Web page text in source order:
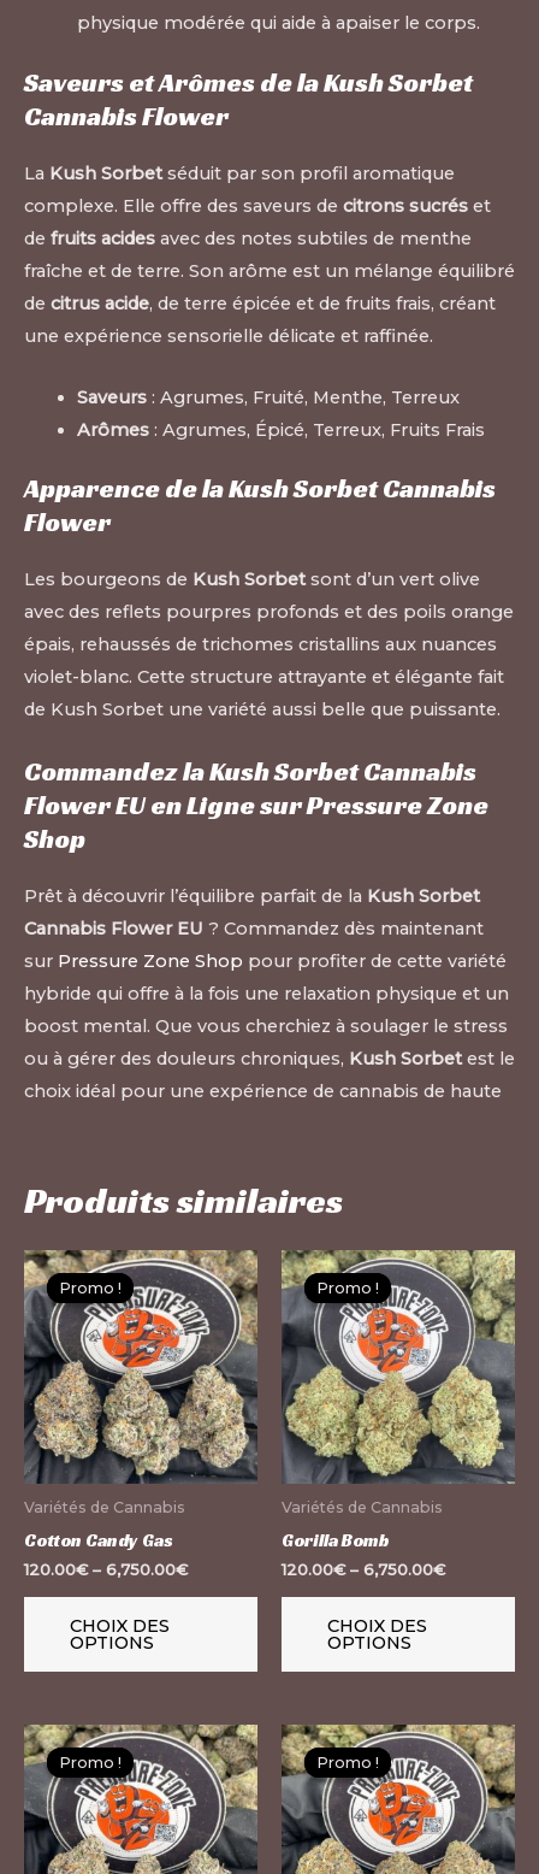
physique modérée qui aide à apaiser le corps.
Saveurs et Arômes de la Kush Sorbet
Cannabis Flower
La Kush Sorbetséduit par son profil aromatique
complexe. Elle offre des saveurs de citrons sucrés et
de fruits acides avec des notes subtiles de menthe
fraîche et de terre. Son arôme est un mélange équilibré
de citrus acide, de terre épicée et de fruits frais, créant
une expérience sensorielle délicate et raffinée.
Saveurs: Agrumes, Fruité, Menthe, Terreux
Arômes: Agrumes, Épicé, Terreux, Fruits Frais
Apparence de la Kush Sorbet Cannabis
Flower
Les bourgeons de Kush Sorbetsont d’un vert olive
avec des reflets pourpres profonds et des poils orange
épais, rehaussés de trichomes cristallins aux nuances
violet-blanc. Cette structure attrayante et élégante fait
de Kush Sorbet une variété aussi belle que puissante.
Commandez la Kush Sorbet Cannabis
Flower EU en Ligne sur Pressure Zone
Shop
Prêt à découvrir l’équilibre parfait de la Kush Sorbet
Cannabis Flower EU ? Commandez dès maintenant
sur Pressure Zone Shop pour profiter de cette variété
hybride qui offre à la fois une relaxation physique et un
boost mental. Que vous cherchiez à soulager le stress
ou à gérer des douleurs chroniques, Kush Sorbetest le
choix idéal pour une expérience de cannabis de haute
Produits similaires
Promo !
Promo !
Variétés de Cannabis
Cotton Candy Gas
120.00€– 6,750.00€
CHOIX DES
OPTIONS
Ce
produit
a
plusieurs
variations.
Les
options
produit
Promo !
Promo !
Variétés de Cannabis
Gorilla Bomb
120.00€– 6,750.00€
CHOIX DES
OPTIONS
Ce
a
Promo !
Promo !
Ce
produit
a
plusieurs
variations.
Promo !
Promo !
Ce
a